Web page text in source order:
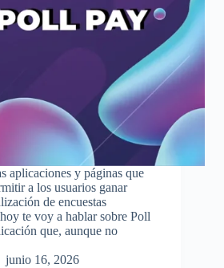
aplicaciones y páginas que
a los usuarios ganar
de encuestas
te voy a hablar sobre Poll
que, aunque no
junio 16, 2026